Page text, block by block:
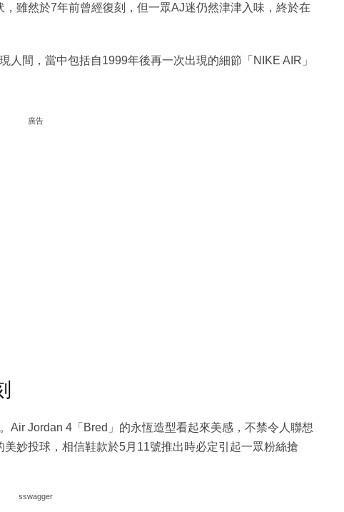
雖然於7年前曾經復刻，但一眾AJ迷仍然津津入味，終於在
間，當中包括自1999年後再一次出現的細節「NIKE AIR」
廣告
Air Jordan 4「Bred」的永恆造型看起來美感，不禁令人聯想
妙投球，相信鞋款於5月11號推出時必定引起一眾粉絲搶
sswagger